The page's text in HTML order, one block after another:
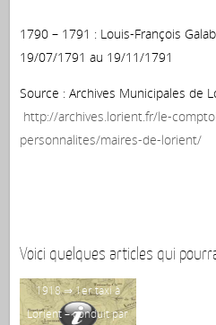
1790 – 1791 : Louis-François
19/07/1791 au 19/11/1791
Source : Archives Municipales de
http://archives.lorient.fr/le-
personnalites/maires-de-lorient/
Voici quelques articles qui
1918 ⇒ 1er taxi à
Lorient – conduit par